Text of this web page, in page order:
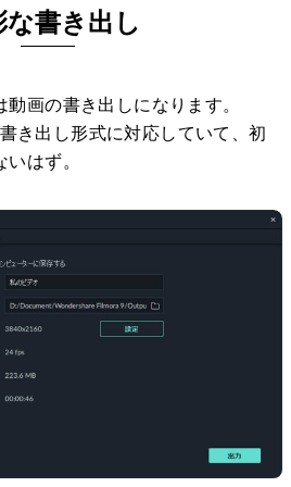
な書き出し
画の書き出しになります。
き出し形式に対応していて、初
はず。